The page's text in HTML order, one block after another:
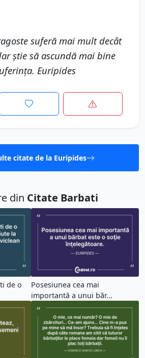
suferă mai mult decât
ştie să ascundă mai bine
Euripides
citate de la Euripides
din Citate Barbati
de o
Posesiunea cea mai
importantă a unui băr...